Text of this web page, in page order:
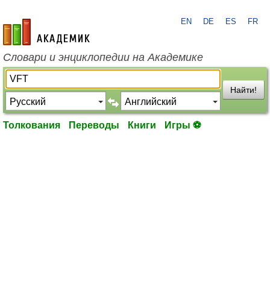
academic.ru
EN DE ES FR
Словари и энциклопедии на Академике
Найти!
Толкования Переводы Книги Игры ⚽